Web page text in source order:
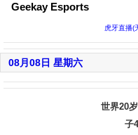
Geekay Esports
虎牙直播(
08月08日 星期六
世界20
子